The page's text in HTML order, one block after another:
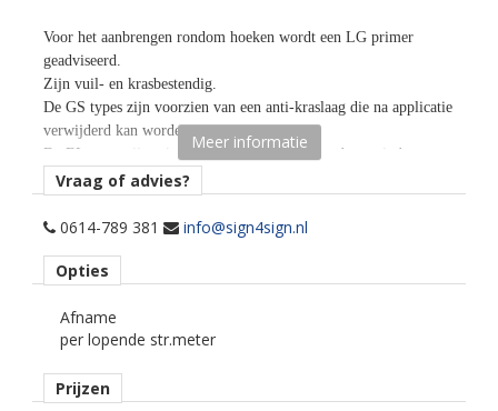
Voor het aanbrengen rondom hoeken wordt een LG primer
geadviseerd.
Zijn vuil- en krasbestendig.
De GS types zijn voorzien van een anti-kraslaag die na applicatie
verwijderd kan worden.
De EL types zijn minder krasbestendig en daardoor minder
geschikt voor horizontale toepassingen.
Door de air free lijmtechnologie zijn luchtinsluitingen
gemakkelijk weg te rakelen en kan de folie snel en eenvoudig
122 cm cm.
per losse strekkende meter.
Meer informatie
Vraag of advies?
0614-789 381 info@sign4sign.nl
Opties
Afname
per lopende str.meter
Prijzen